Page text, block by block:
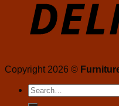
Copyright 2026 ©